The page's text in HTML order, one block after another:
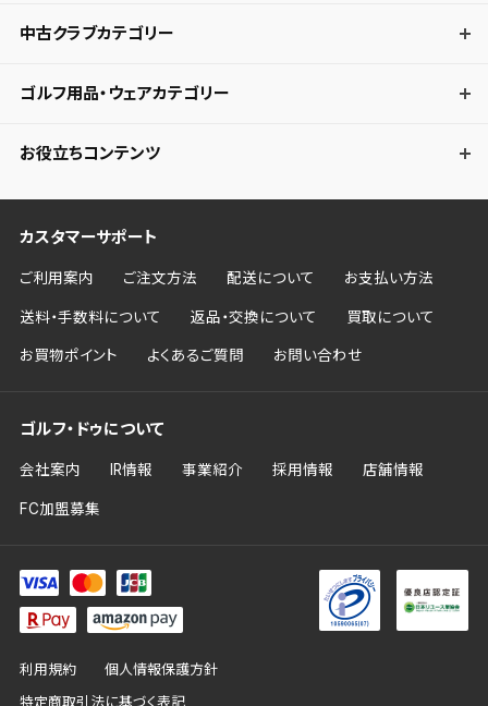
中古クラブカテゴリー
ゴルフ用品・ウェアカテゴリー
お役立ちコンテンツ
カスタマーサポート
ご利用案内 ご注文方法 配送について お支払い方法
送料・手数料について 返品・交換について 買取について
お買物ポイント よくあるご質問 お問い合わせ
ゴルフ・ドゥについて
会社案内 IR情報 事業紹介 採用情報 店舗情報
FC加盟募集
利用規約 個人情報保護方針
特定商取引法に基づく表記